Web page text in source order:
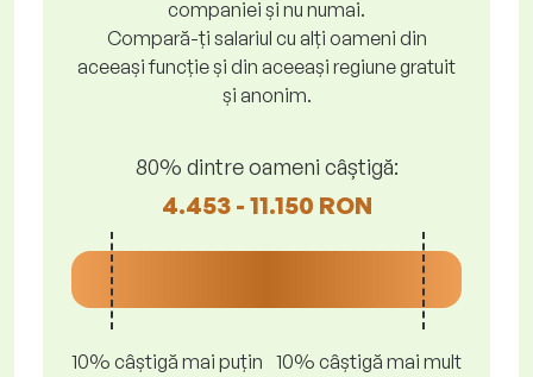
companiei și nu numai.
Compară-ți salariul cu alți oameni din
aceeași funcție și din aceeași regiune gratuit
și anonim.
80% dintre oameni câștigă:
4.453 - 11.150 RON
10% câștigă mai puțin 10% câștigă mai mult